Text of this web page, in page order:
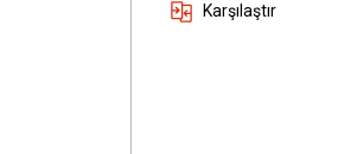
Karşılaştır